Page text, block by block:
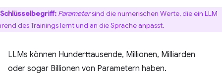
Schlüsselbegriff: Parametersind die numerischen Werte, die ein LLM
des Trainings lernt und an die Sprache anpasst.
LLMs können Hunderttausende, Millionen, Milliarden
oder sogar Billionen von Parametern haben.